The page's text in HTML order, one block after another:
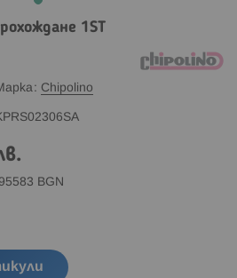
1ST
Chipolino
BGN